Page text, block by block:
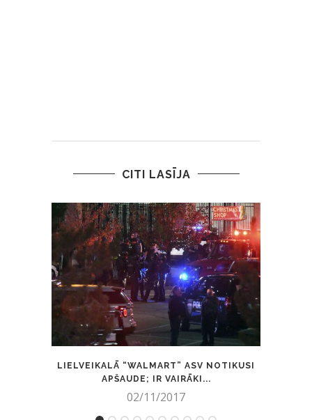
CITI LASĪJA
LIELVEIKALĀ “WALMART” ASV NOTIKUSI
APŠAUDE; IR VAIRĀKI...
02/11/2017